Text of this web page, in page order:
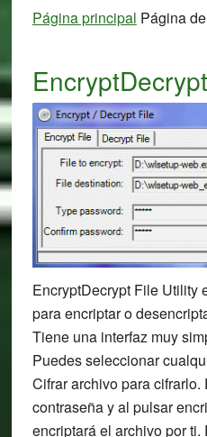
Página principal Página
EncryptDecrypt File Utility
para encriptar o
Tiene una interfaz muy
Puedes seleccionar
Cifrar archivo para cifrarlo.
contraseña y al pulsar
encriptará el archivo por